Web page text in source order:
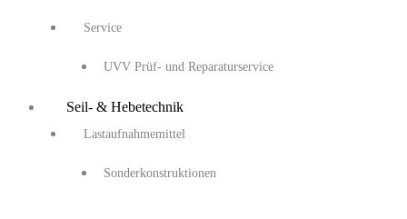
Service
UVV Prüf- und Reparaturservice
Seil- & Hebetechnik
Lastaufnahmemittel
Sonderkonstruktionen